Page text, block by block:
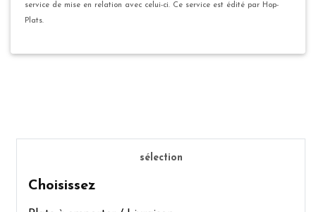
service de mise en relation avec celui-ci. Ce service est édité par Hop-
Plats.
sélection
Choisissez